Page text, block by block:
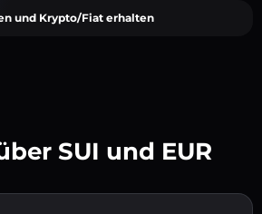
und Krypto/Fiat erhalten
SUI und EUR